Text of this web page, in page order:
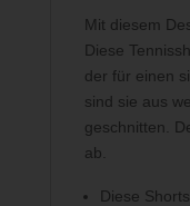
Mit diesem
Diese
der für einen
sind sie aus
geschnitten.
ab.
Diese